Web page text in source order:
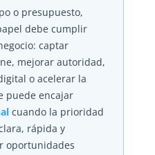
o presupuesto,
debe cumplir
captar
mejorar autoridad,
o acelerar la
puede encajar
cuando la prioridad
rápida y
oportunidades